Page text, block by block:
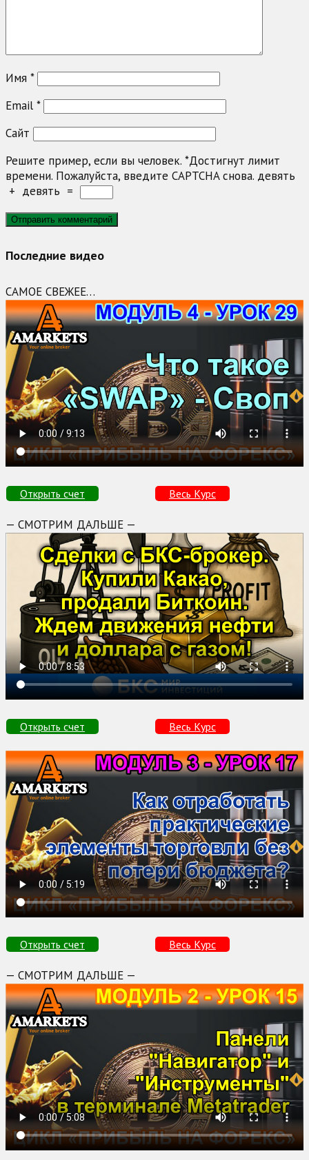
Имя *
Email *
Сайт
Решите пример, если вы человек. *Достигнут лимит
времени. Пожалуйста, введите CAPTCHA снова. девять
+ девять =
Последние видео
САМОЕ СВЕЖЕЕ…
Открыть счет Весь Курс
— СМОТРИМ ДАЛЬШЕ —
Открыть счет Весь Курс
Открыть счет Весь Курс
— СМОТРИМ ДАЛЬШЕ —